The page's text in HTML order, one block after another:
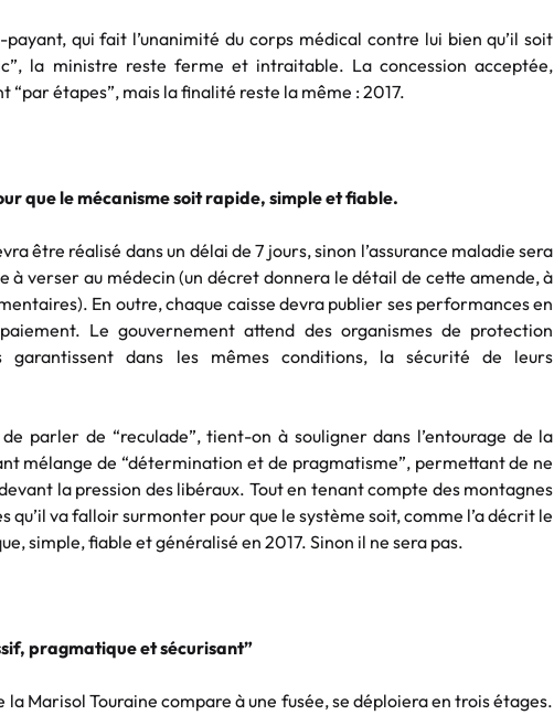
payant, qui fait l’unanimité du corps médical contre lui bien qu’il soit
la ministre reste ferme et intraitable. La concession acceptée,
“par étapes”, mais la finalité reste la même : 2017.
que le mécanisme soit rapide, simple et fiable.
être réalisé dans un délai de 7 jours, sinon l’assurance maladie sera
à verser au médecin (un décret donnera le détail de cette amende, à
En outre, chaque caisse devra publier ses performances en
Le gouvernement attend des organismes de protection
garantissent dans les mêmes conditions, la sécurité de leurs
parler de “reculade”, tient-on à souligner dans l’entourage de la
mélange de “détermination et de pragmatisme”, permettant de ne
la pression des libéraux. Tout en tenant compte des montagnes
qu’il va falloir surmonter pour que le système soit, comme l’a décrit le
simple, fiable et généralisé en 2017. Sinon il ne sera pas.
pragmatique et sécurisant”
la Marisol Touraine compare à une fusée, se déploiera en trois étages.